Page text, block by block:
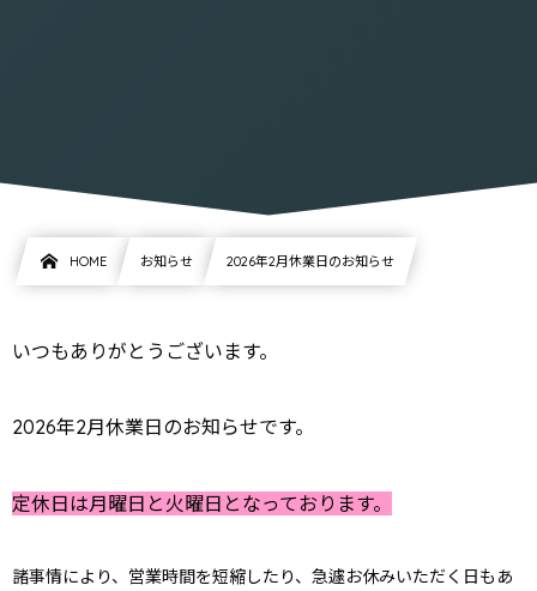
HOME お知らせ 2026年2月休業日のお知らせ
いつもありがとうございます。
2026年2月休業日のお知らせです。
定休日は月曜日と火曜日となっております。
諸事情により、営業時間を短縮したり、急遽お休みいただく日もあ